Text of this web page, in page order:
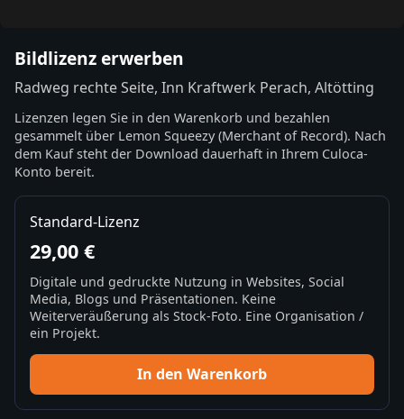
Bildlizenz erwerben
Radweg rechte Seite, Inn Kraftwerk Perach, Altötting
Lizenzen legen Sie in den Warenkorb und bezahlen
gesammelt über Lemon Squeezy (Merchant of Record). Nach
dem Kauf steht der Download dauerhaft in Ihrem Culoca-
Konto bereit.
Standard-Lizenz
29,00 €
Digitale und gedruckte Nutzung in Websites, Social
Media, Blogs und Präsentationen. Keine
Weiterveräußerung als Stock-Foto. Eine Organisation /
ein Projekt.
In den Warenkorb